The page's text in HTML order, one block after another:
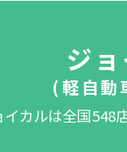
ジ
(軽自動
イカルは全国548